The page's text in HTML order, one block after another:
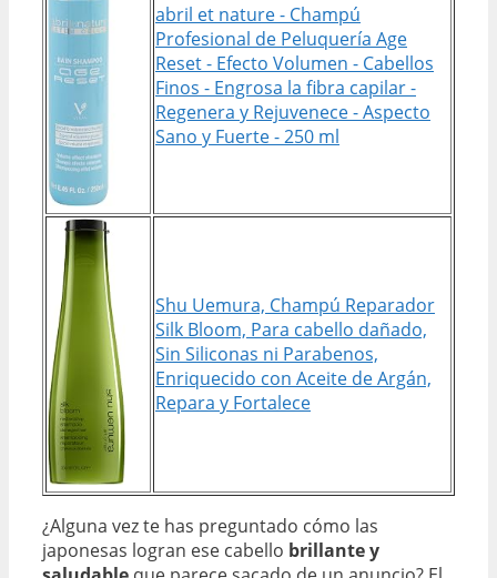
abril et nature - Champú
Profesional de Peluquería Age
Reset - Efecto Volumen - Cabellos
Finos - Engrosa la fibra capilar -
Regenera y Rejuvenece - Aspecto
Sano y Fuerte - 250 ml
Shu Uemura, Champú Reparador
Silk Bloom, Para cabello dañado,
Sin Siliconas ni Parabenos,
Enriquecido con Aceite de Argán,
Repara y Fortalece
¿Alguna vez te has preguntado cómo las
japonesas logran ese cabello brillante y